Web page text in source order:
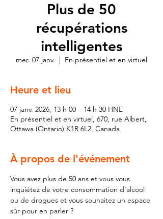
Plus de 50
récupérations
intelligentes
mer. 07 janv.
  |
En présentiel et en virtuel
Heure et lieu
07 janv. 2026, 13 h 00 – 14 h 30 HNE
En présentiel et en virtuel, 670, rue Albert,
Ottawa (Ontario) K1R 6L2, Canada
À propos de l'événement
Vous avez plus de 50 ans et vous vous
inquiétez de votre consommation d'alcool
ou de drogues et vous souhaitez un espace
sûr pour en parler ?